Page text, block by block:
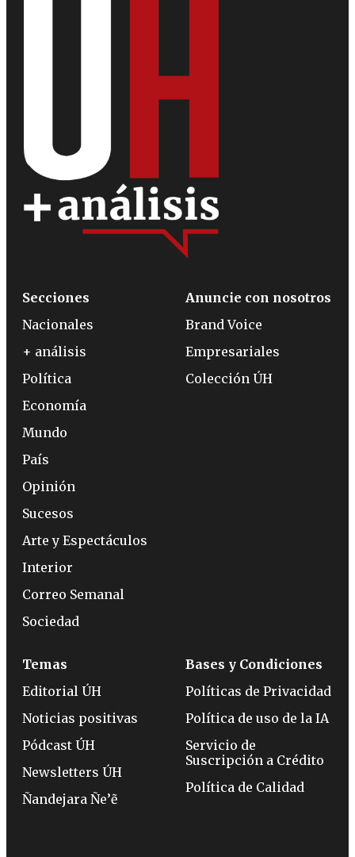
Secciones
Nacionales
+ análisis
Política
Economía
Mundo
País
Opinión
Sucesos
Arte y Espectáculos
Interior
Correo Semanal
Sociedad
Anuncie con nosotros
Brand Voice
Empresariales
Colección ÚH
Temas
Editorial ÚH
Noticias positivas
Pódcast ÚH
Newsletters ÚH
Ñandejara Ñe’ẽ
Bases y Condiciones
Políticas de Privacidad
Política de uso de la IA
Servicio de
Suscripción a Crédito
Política de Calidad